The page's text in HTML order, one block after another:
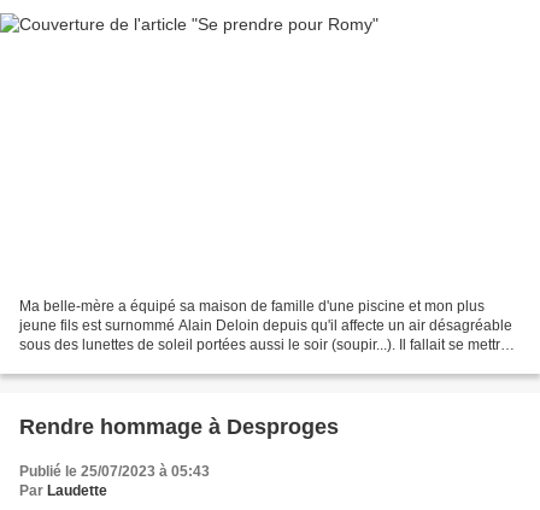
Ma belle-mère a équipé sa maison de famille d'une piscine et mon plus
jeune fils est surnommé Alain Deloin depuis qu'il affecte un air désagréable
sous des lunettes de soleil portées aussi le soir (soupir...). Il fallait se mettre
Rendre hommage à Desproges
Publié le 25/07/2023 à 05:43
Par Laudette